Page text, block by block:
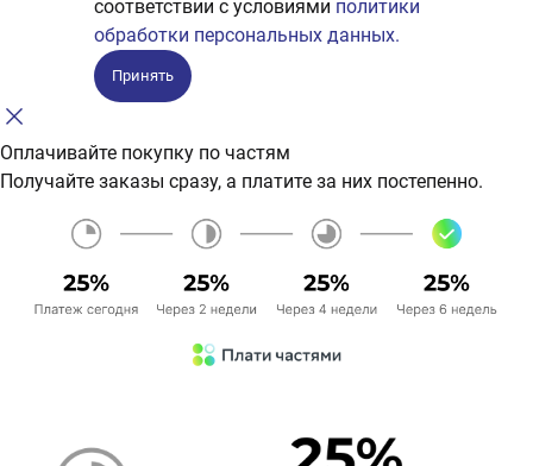
соответствии с условиями политики
обработки персональных данных.
Принять
Оплачивайте покупку по частям
Получайте заказы сразу, а платите за них постепенно.